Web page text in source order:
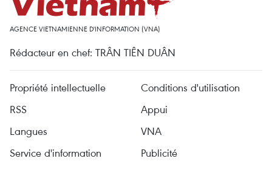
AGENCE VIETNAMIENNE D'INFORMATION (VNA)
Rédacteur en chef: TRÂN TIÊN DUÂN
Propriété intellectuelle
Conditions d'utilisation
RSS
Appui
Langues
VNA
Service d'information
Publicité